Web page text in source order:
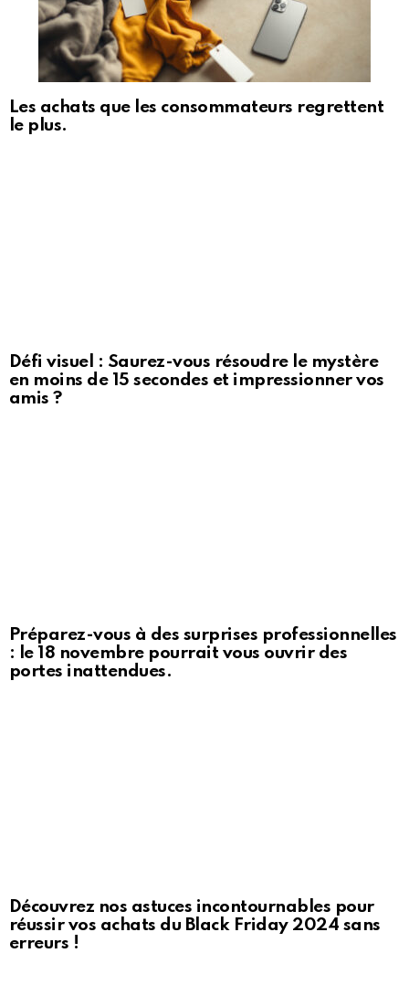
Les achats que les consommateurs regrettent
le plus.
Défi visuel : Saurez-vous résoudre le mystère
en moins de 15 secondes et impressionner vos
amis ?
Préparez-vous à des surprises professionnelles
: le 18 novembre pourrait vous ouvrir des
portes inattendues.
Découvrez nos astuces incontournables pour
réussir vos achats du Black Friday 2024 sans
erreurs !